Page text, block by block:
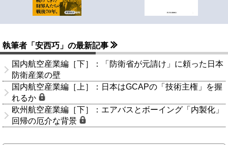
執筆者「安西巧」の最新記事
国内航空産業編［下］：「防衛省が元請け」に頼った日本
防衛産業の壁
国内航空産業編［上］：日本はGCAPの「技術主権」を握
れるか
欧州航空産業編［下］：エアバスとボーイング「内製化」
回帰の厄介な背景